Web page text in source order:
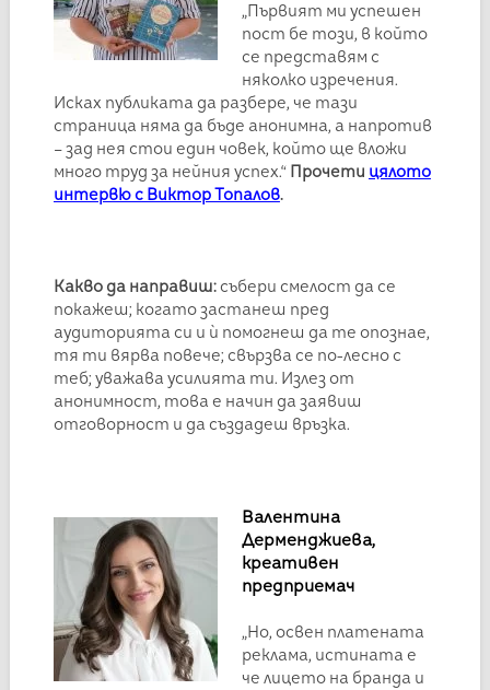
„Първият ми успешен
пост бе този, в който
се представям с
няколко изречения.
Исках публиката да разбере, че тази
страница няма да бъде анонимна, а напротив
– зад нея стои един човек, който ще вложи
много труд за нейния успех.“ Прочети цялото
интервю с Виктор Топалов.
Какво да направиш: събери смелост да се
покажеш; когато застанеш пред
аудиторията си и ѝ помогнеш да те опознае,
тя ти вярва повече; свързва се по-лесно с
теб; уважава усилията ти. Излез от
анонимност, това е начин да заявиш
отговорност и да създадеш връзка.
Валентина
Дерменджиева,
креативен
предприемач
„Но, освен платената
реклама, истината е
че лицето на бранда и